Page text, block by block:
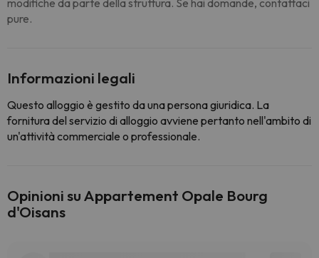
modifiche da parte della struttura. Se hai domande, contattaci
pure.
Informazioni legali
Questo alloggio è gestito da una persona giuridica. La
fornitura del servizio di alloggio avviene pertanto nell'ambito di
un'attività commerciale o professionale.
Opinioni su Appartement Opale Bourg
d'Oisans